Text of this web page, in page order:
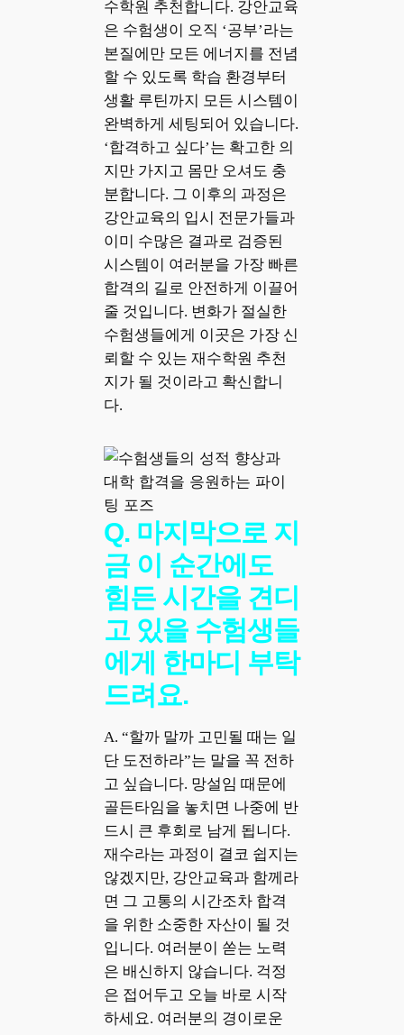
수학원 추천합니다. 강안교육
은 수험생이 오직 ‘공부’라는
본질에만 모든 에너지를 전념
할 수 있도록 학습 환경부터
생활 루틴까지 모든 시스템이
완벽하게 세팅되어 있습니다.
‘합격하고 싶다’는 확고한 의
지만 가지고 몸만 오셔도 충
분합니다. 그 이후의 과정은
강안교육의 입시 전문가들과
이미 수많은 결과로 검증된
시스템이 여러분을 가장 빠른
합격의 길로 안전하게 이끌어
줄 것입니다. 변화가 절실한
수험생들에게 이곳은 가장 신
뢰할 수 있는 재수학원 추천
지가 될 것이라고 확신합니
다.
Q. 마지막으로 지
금 이 순간에도
힘든 시간을 견디
고 있을 수험생들
에게 한마디 부탁
드려요.
A. “할까 말까 고민될 때는 일
단 도전하라”는 말을 꼭 전하
고 싶습니다. 망설임 때문에
골든타임을 놓치면 나중에 반
드시 큰 후회로 남게 됩니다.
재수라는 과정이 결코 쉽지는
않겠지만, 강안교육과 함께라
면 그 고통의 시간조차 합격
을 위한 소중한 자산이 될 것
입니다. 여러분이 쏟는 노력
은 배신하지 않습니다. 걱정
은 접어두고 오늘 바로 시작
하세요. 여러분의 경이로운